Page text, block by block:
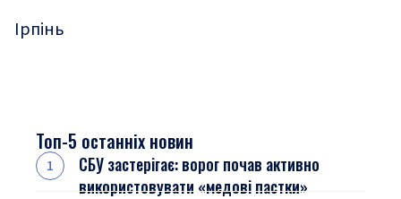
Ірпінь
Топ-5 останніх новин
СБУ застерігає: ворог почав активно
використовувати «медові пастки»